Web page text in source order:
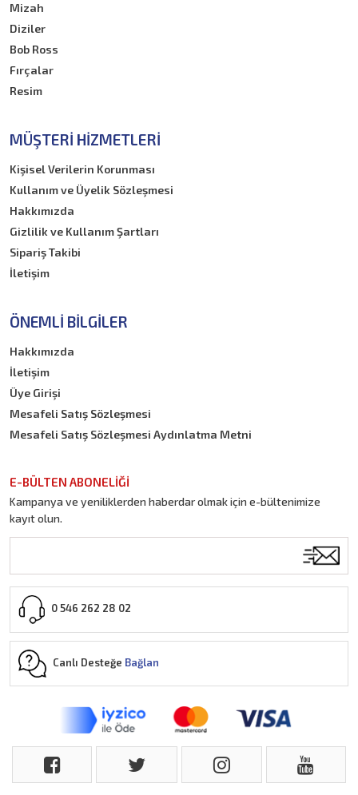
Mizah
Diziler
Bob Ross
Fırçalar
Resim
MÜŞTERI HIZMETLERI
Kişisel Verilerin Korunması
Kullanım ve Üyelik Sözleşmesi
Hakkımızda
Gizlilik ve Kullanım Şartları
Sipariş Takibi
İletişim
ÖNEMLI BILGILER
Hakkımızda
İletişim
Üye Girişi
Mesafeli Satış Sözleşmesi
Mesafeli Satış Sözleşmesi Aydınlatma Metni
E-BÜLTEN ABONELİĞİ
Kampanya ve yeniliklerden haberdar olmak için e-bültenimize
kayıt olun.
0 546 262 28 02
Canlı Desteğe Bağlan